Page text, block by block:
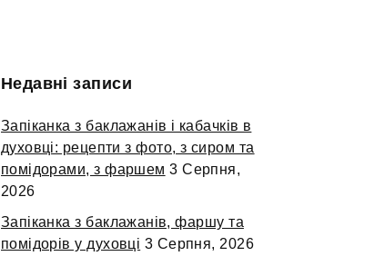
Недавні записи
Запіканка з баклажанів і кабачків в
духовці: рецепти з фото, з сиром та
помідорами, з фаршем 3 Серпня,
2026
Запіканка з баклажанів, фаршу та
помідорів у духовці 3 Серпня, 2026